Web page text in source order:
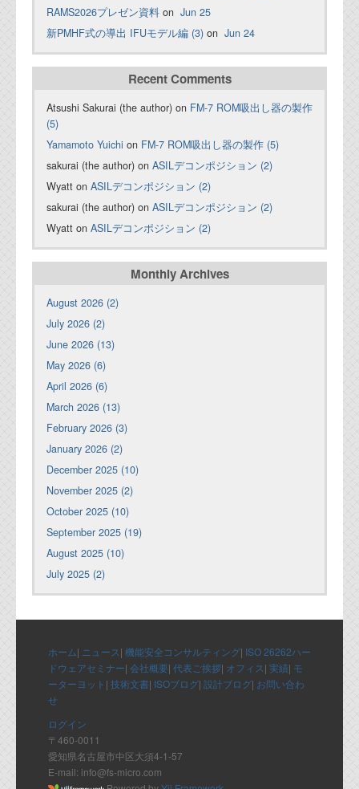
RAMS2026プレゼン資料 on Jun 25
新PMHF式の導出 IFUモデル編 (3) on Jun 24
Recent Comments
Atsushi Sakurai (the author) on FM-7 ROM吸出し器の製作
(5)
Yamamoto Yuichi on FM-7 ROM吸出し器の製作 (5)
sakurai (the author) on ASILデコンポジション (2)
Wyatt on ASILデコンポジション (2)
sakurai (the author) on ASILデコンポジション (2)
Wyatt on ASILデコンポジション (2)
Monthly Archives
August 2026 (2)
July 2026 (2)
June 2026 (13)
May 2026 (6)
April 2026 (6)
March 2026 (13)
February 2026 (3)
January 2026 (2)
December 2025 (10)
November 2025 (2)
October 2025 (10)
September 2025 (19)
August 2025 (10)
July 2025 (2)
ホーム| ニュース| 機能安全コンサルティング| ISO 26262ハー
ドウェアセミナー| 会社概要| 代表ご挨拶| オフィス| 実績| モ
ーターヨット | 技術文書| ISOブログ| 設計ブログ| お問い合わ
せ
ログイン
〒460-0011
愛知県名古屋市中区大須4-1-57
E-mail: info@fs-micro.com